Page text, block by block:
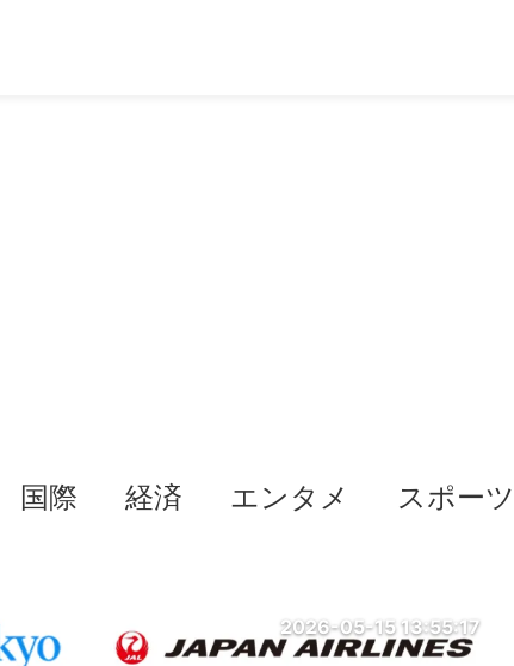
国際 経済 エンタメ スポーツ
2026-05-15 13:55:17